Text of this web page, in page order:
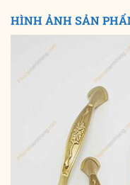
HÌNH ẢNH SẢN